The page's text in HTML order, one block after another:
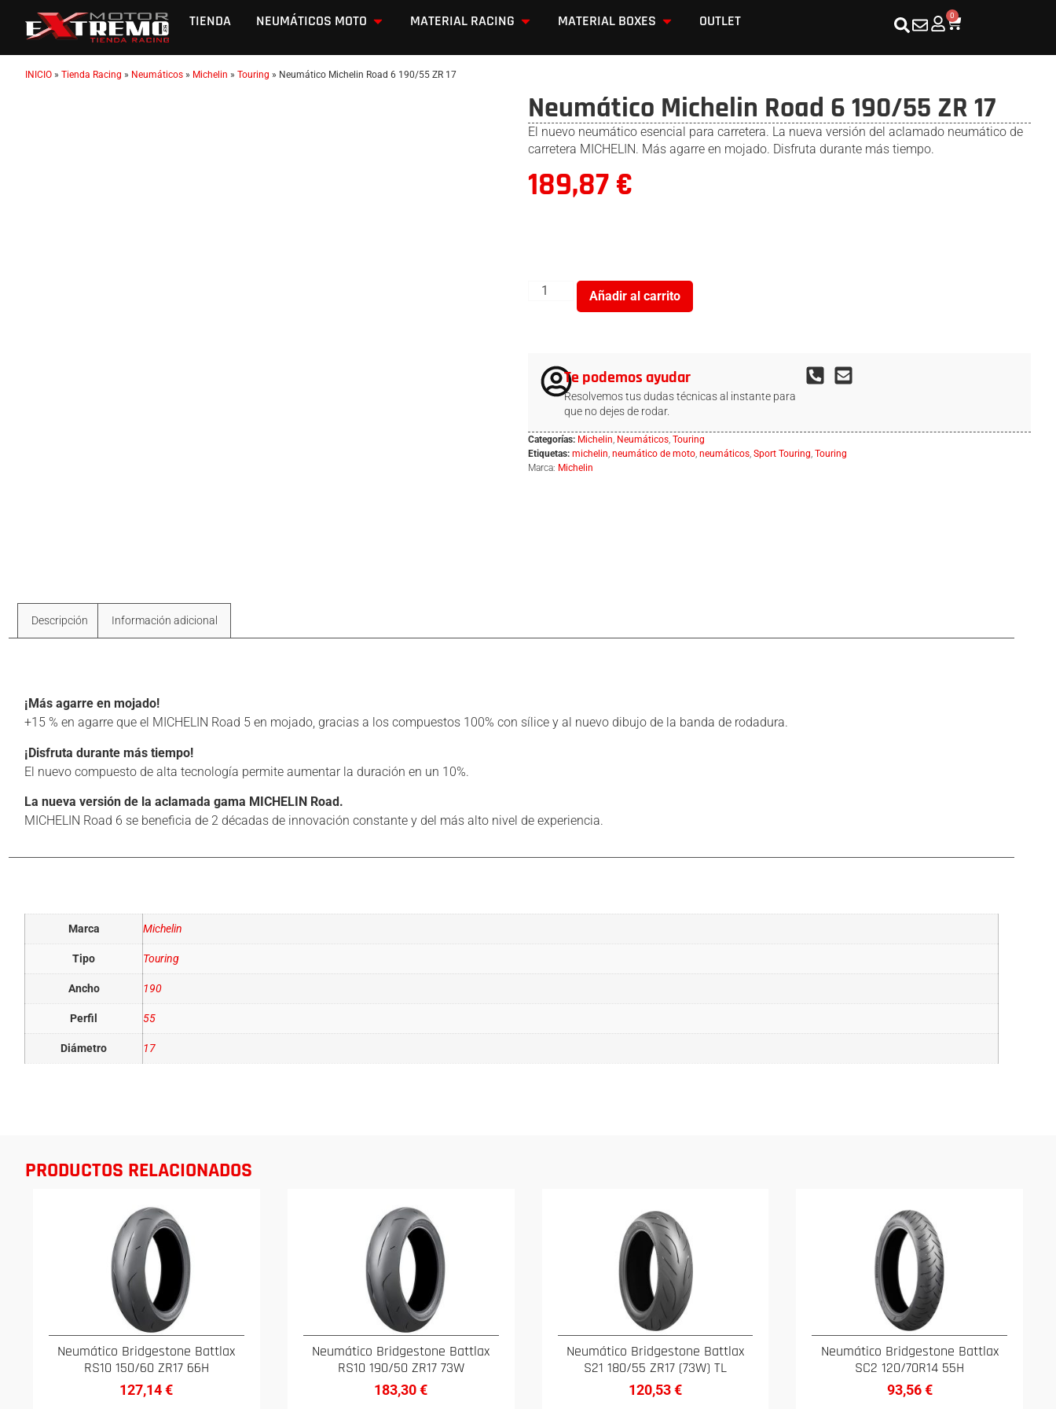
TIENDA NEUMÁTICOS MOTO MATERIAL RACING MATERIAL BOXES OUTLET 0
INICIO » Tienda Racing » Neumáticos » Michelin » Touring » Neumático Michelin Road 6 190/55 ZR 17
Neumático Michelin Road 6 190/55 ZR 17
El nuevo neumático esencial para carretera. La nueva versión del aclamado neumático de
carretera MICHELIN. Más agarre en mojado. Disfruta durante más tiempo.
189,87€
Añadir al carrito
Te podemos ayudar
Resolvemos tus dudas técnicas al instante para
que no dejes de rodar.
Categorías: Michelin, Neumáticos, Touring
Etiquetas: michelin, neumático de moto, neumáticos, Sport Touring, Touring
Marca: Michelin
Descripción Información adicional
¡Más agarre en mojado!
+15 % en agarre que el MICHELIN Road 5 en mojado, gracias a los compuestos 100% con sílice y al nuevo dibujo de la banda de rodadura.
¡Disfruta durante más tiempo!
El nuevo compuesto de alta tecnología permite aumentar la duración en un 10%.
La nueva versión de la aclamada gama MICHELIN Road.
MICHELIN Road 6 se beneficia de 2 décadas de innovación constante y del más alto nivel de experiencia.
Marca Michelin
Tipo Touring
Ancho 190
Perfil 55
Diámetro 17
PRODUCTOS RELACIONADOS
Neumático Bridgestone Battlax
RS10 150/60 ZR17 66H
127,14€
Neumático Bridgestone Battlax
RS10 190/50 ZR17 73W
183,30€
Neumático Bridgestone Battlax
S21 180/55 ZR17 (73W) TL
120,53€
Neumático Bridgestone Battlax
SC2 120/70R14 55H
93,56€